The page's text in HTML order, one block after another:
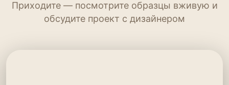
Приходите — посмотрите образцы вживую и
обсудите проект с дизайнером